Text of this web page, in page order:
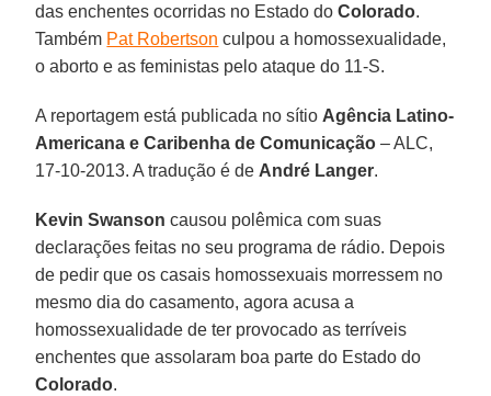
das enchentes ocorridas no Estado doColorado.
Também Pat Robertson culpou a homossexualidade,
o aborto e as feministas pelo ataque do 11-S.
A reportagem está publicada no sítio Agência Latino-
Americana e Caribenha de Comunicação – ALC,
17-10-2013. A tradução é de André Langer.
Kevin Swanson causou polêmica com suas
declarações feitas no seu programa de rádio. Depois
de pedir que os casais homossexuais morressem no
mesmo dia do casamento, agora acusa a
homossexualidade de ter provocado as terríveis
enchentes que assolaram boa parte do Estado do
Colorado.